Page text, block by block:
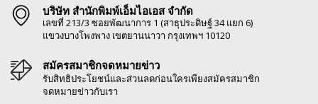
บริษัท สำนักพิมพ์เอ็มไอเอส จำกัด
เลขที่ 213/3 ซอยพัฒนาการ 1 (สาธุประดิษฐ์ 34 แยก 6)
แขวงบางโพงพาง เขตยานนาวา กรุงเทพฯ 10120
สมัครสมาชิกจดหมายข่าว
รับสิทธิประโยชน์และส่วนลดก่อนใครเพียงสมัครสมาชิก
จดหมายข่าวกับเรา